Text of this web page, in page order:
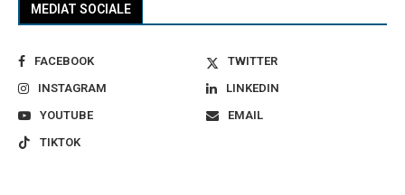
MEDIAT SOCIALE
FACEBOOK
TWITTER
INSTAGRAM
LINKEDIN
YOUTUBE
EMAIL
TIKTOK